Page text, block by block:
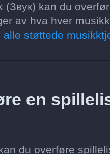
(Звук) kan du
av hva hver
støttede
en
du overføre